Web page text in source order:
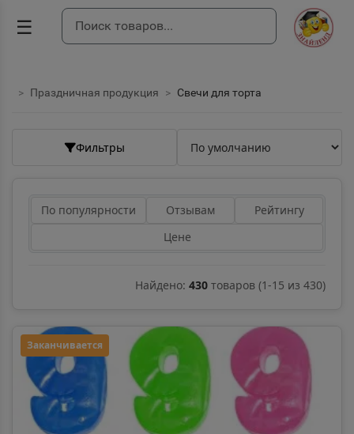
☰
Праздничная продукция Свечи для торта
Фильтры
По популярности Отзывам
Рейтингу
Цене
Найдено: 430 товаров (1-15 из 430)
Заканчивается